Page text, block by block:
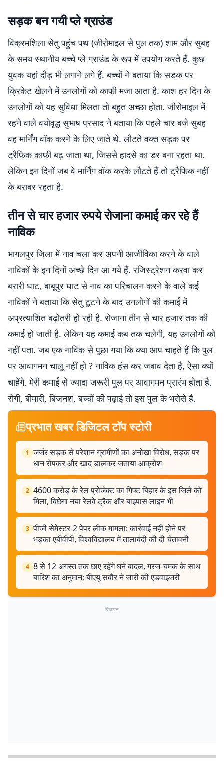
सड़क बन गयी प्ले ग्राउंड
विक्रमशिला सेतु पहुंच पथ (जीरोमाइल से पुल तक) शाम और सुबह
के समय स्थानीय बच्चे प्ले ग्राउंड के रूप में उपयोग करते हैं. कुछ
युवक यहां दौड़ भी लगाने लगे हैं. बच्चों ने बताया कि सड़क पर
क्रिकेट खेलने में उनलोगों को काफी मजा आता है. काश हर दिन के
उनलोगों को यह सुविधा मिलता तो बहुत अच्छा होता. जीरोमाइल में
रहने वाले वयोवृद्ध सुभाष प्रसाद ने बताया कि पहले चार बजे सुबह
वह मार्निंग वॉक करने के लिए जाते थे. लौटते वक्त सड़क पर
ट्रैफिक काफी बढ़ जाता था, जिससे हादसे का डर बना रहता था.
लेकिन इन दिनों जब वे मार्निंग वॉक करके लौटते हैं तो ट्रैफिक नहीं
के बराबर रहता है.
तीन से चार हजार रुपये रोजाना कमाई कर रहे हैं
नाविक
भागलपुर जिला में नाव चला कर अपनी आजीविका करने के वाले
नाविकों के इन दिनों अच्छे दिन आ गये हैं. रजिस्ट्रेशन करवा कर
बरारी घाट, बाबूपुर घाट से नाव का परिचालन करने के वाले कई
नाविकों ने बताया कि सेतु टूटने के बाद उनलोगों की कमाई में
अप्रत्याशित बढ़ोतरी हो रही है. रोजाना तीन से चार हजार तक की
कमाई हो जाती है. लेकिन यह कमाई कब तक चलेगी, यह उनलोगों को
नहीं पता. जब एक नाविक से पूछा गया कि क्या आप चाहते हैं कि पुल
पर आवागमन चालू नहीं हो ? नाविक हंस कर जबाव देता है, ऐसा क्यों
चाहेंगे. मेरी कमाई से ज्यादा जरूरी पुल पर आवागमन प्रारंभ होता है.
रोगी, बीमारी, बिजनश, बच्चों की पढ़ाई तो इस पुल के भरोसे है.
प्रभात खबर डिजिटल टॉप स्टोरी
1 जर्जर सड़क से परेशान ग्रामीणों का अनोखा विरोध, सड़क पर
धान रोपकर और खाद डालकर जताया आक्रोश
2 4600 करोड़ के रेल प्रोजेक्ट का गिफ्ट बिहार के इस जिले को
मिला, बिछेगा नया रेलवे ट्रैक और बाइपास लाइन भी
3 पीजी सेमेस्टर-2 पेपर लीक मामला: कार्रवाई नहीं होने पर
भड़का एबीवीपी, विश्वविद्यालय में तालाबंदी की दी चेतावनी
4 8 से 12 अगस्त तक छाए रहेंगे घने बादल, गरज-चमक के साथ
बारिश का अनुमान; बीएयू सबौर ने जारी की एडवाइजरी
विज्ञापन